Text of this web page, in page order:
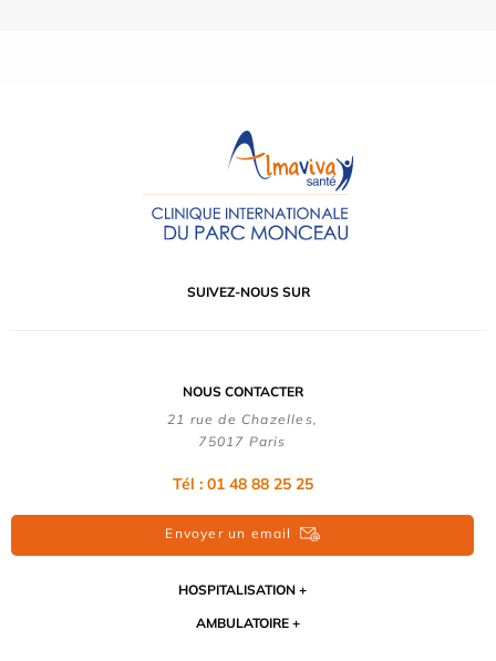
SUIVEZ-NOUS SUR
NOUS CONTACTER
21 rue de Chazelles,
75017 Paris
Tél : 01 48 88 25 25
Envoyer un email
HOSPITALISATION
AMBULATOIRE